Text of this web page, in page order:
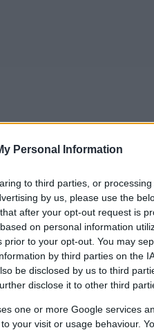
Personal Information
to third parties, or
by us, please use the
after your opt-out request is
on personal information
to your opt-out. You may
by third parties on the
be disclosed by us to third
disclose it to other third
one or more Google services
your visit or usage behaviour.
en España, ha declarado
esté jubilado».
de inversión en I+D+i».
sea una senda donde se
Europea.